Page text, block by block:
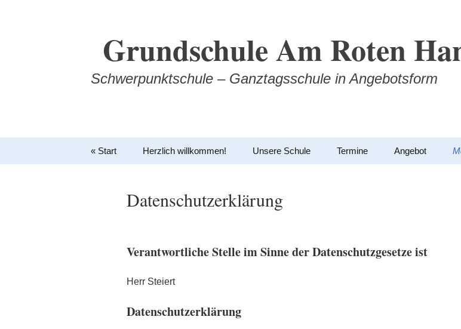
Grundschule Am Roten
Schwerpunktschule – Ganztagsschule in Angebotsform
« Start Herzlich willkommen! Unsere Schule Termine Angebot
Datenschutzerklärung
Verantwortliche Stelle im Sinne der Datenschutzgesetze ist
Herr Steiert
Datenschutzerklärung